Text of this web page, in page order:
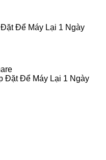
Để Máy Lại 1 Ngày
Đặt Để Máy Lại 1 Ngày